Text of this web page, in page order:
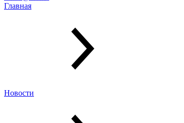
Главная
Новости